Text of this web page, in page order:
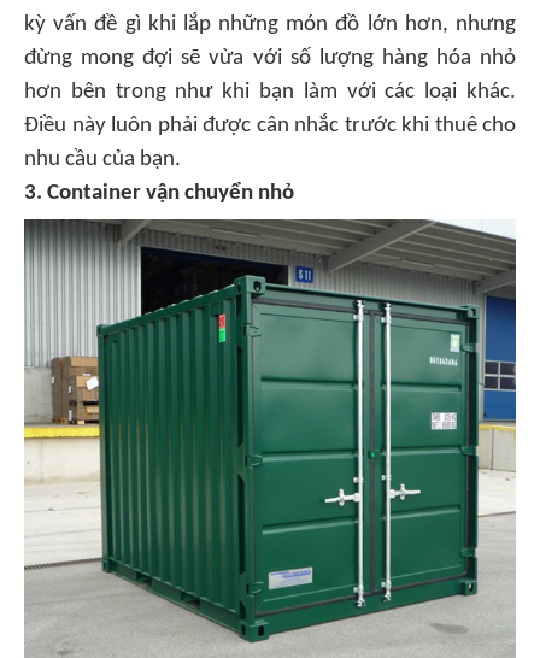
kỳ vấn đề gì khi lắp những món đồ lớn hơn, nhưng
đừng mong đợi sẽ vừa với số lượng hàng hóa nhỏ
hơn bên trong như khi bạn làm với các loại khác.
Điều này luôn phải được cân nhắc trước khi thuê cho
nhu cầu của bạn.
3. Container vận chuyển nhỏ